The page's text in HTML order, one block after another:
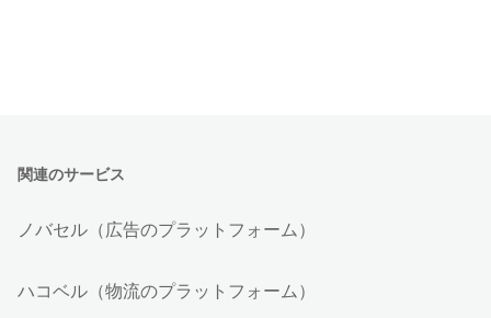
関連のサービス
ノバセル（広告のプラットフォーム）
ハコベル（物流のプラットフォーム）